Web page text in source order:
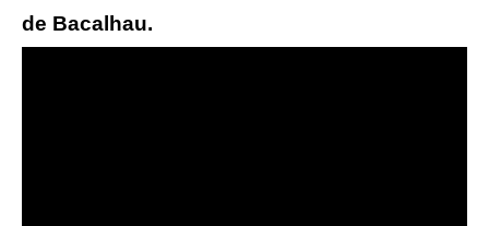
de Bacalhau.